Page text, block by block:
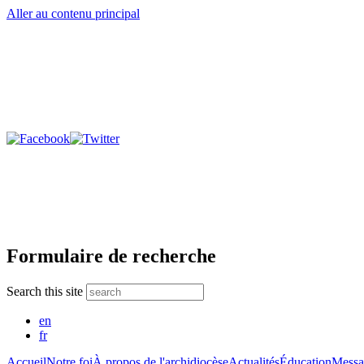
Aller au contenu principal
Formulaire de recherche
Search this site
en
fr